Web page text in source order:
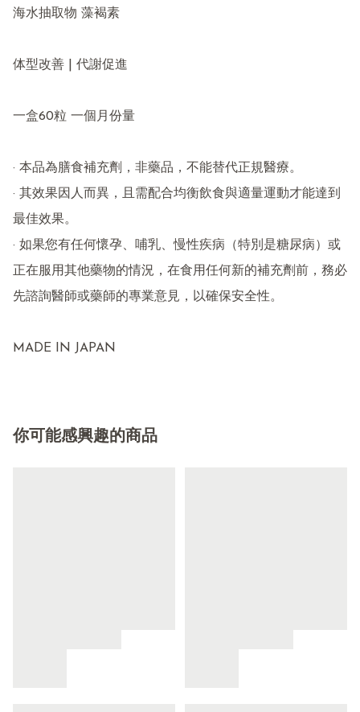
海水抽取物 藻褐素
体型改善 | 代謝促進
一盒60粒 一個月份量
· 本品為膳食補充劑，非藥品，不能替代正規醫療。
· 其效果因人而異，且需配合均衡飲食與適量運動才能達到
最佳效果。
· 如果您有任何懷孕、哺乳、慢性疾病（特別是糖尿病）或
正在服用其他藥物的情況，在食用任何新的補充劑前，務必
先諮詢醫師或藥師的專業意見，以確保安全性。
MADE IN JAPAN
你可能感興趣的商品